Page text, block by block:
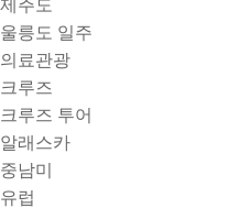
제주도
울릉도 일주
의료관광
크루즈
크루즈 투어
알래스카
중남미
유럽